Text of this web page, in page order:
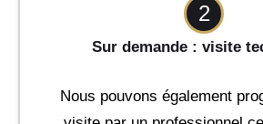
2
Sur demande : visite
Nous pouvons également